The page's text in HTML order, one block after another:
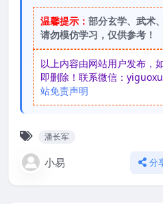
温馨提示： 部分玄学、武术
请勿模仿学习，仅供参考！
以上内容由网站用户发布，
即删除！联系微信：
站免责声明
潘长军
小易 分